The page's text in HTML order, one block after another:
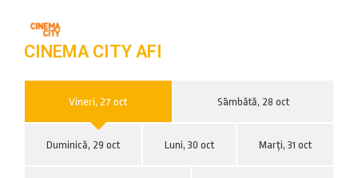
CINEMA CITY AFI
Vineri, 27 oct Sâmbătă, 28 oct
Duminică, 29 oct Luni, 30 oct Marți, 31 oct